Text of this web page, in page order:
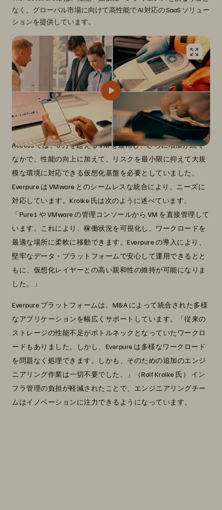
なく、グローバル市場に向けて高性能で AI 対応の SaaS ソリュー
ションを提供しています。
仮想化の可能性を最大化
Access では、3 万を超える VM を運用し、さらに増加が続く
なかで、性能の向上に加えて、リスクを最小限に抑えて大規
模な環境に対応できる仮想化基盤を必要としていました。
Everpure は VMware とのシームレスな統合により、ニーズに
対応しています。Krolke 氏は次のように述べています。
「Pure1 や VMware の管理コンソールから VM を直接管理して
います。これにより、稼働状況を可視化し、ワークロードを
最適な場所に柔軟に移動できます。Everpure の導入により、
堅牢なデータ・プラットフォームで安心して運用できるとと
もに、仮想化レイヤーとの高い親和性の維持が可能になりま
した。」
Everpure プラットフォームは、M&A によって統合された多様
なアプリケーションを幅広くサポートしています。「従来の
ストレージの性能不足がボトルネックとなっていたワークロ
ードもありました。しかし、Everpure は多様なワークロード
を問題なく処理できます。しかも、そのための追加のエンジ
ニアリング作業は一切不要でした。」（Rolf Krolke 氏） イン
フラ管理の負担が軽減されたことで、エンジニアリングチー
ムはイノベーションに注力できるようになっています。